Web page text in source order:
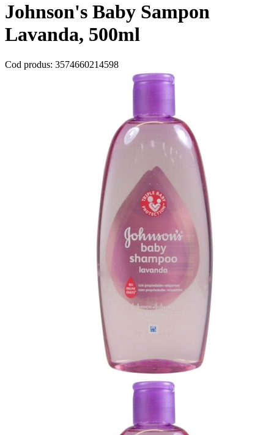
Johnson's Baby Sampon
Lavanda, 500ml
Cod produs: 3574660214598